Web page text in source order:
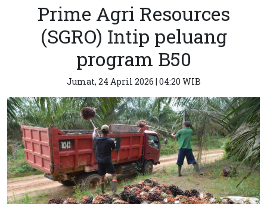
Prime Agri Resources
(SGRO) Intip peluang
program B50
Jumat, 24 April 2026 | 04:20 WIB